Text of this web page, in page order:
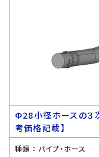
Ф28小径ホースの３
考価格記載】
種類 ： パイプ・ホース